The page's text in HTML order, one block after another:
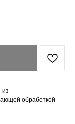
из
обработкой